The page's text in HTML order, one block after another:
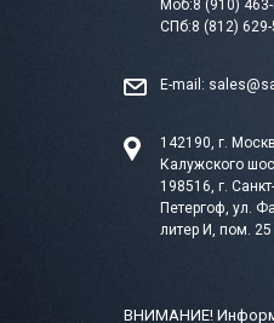
Моб:8 (910)
СПб:8 (812) 629-
E-mail:
142190, г.
Калужского
198516, г.
Петергоф, ул.
литер И, пом. 25
ВНИМАНИЕ!